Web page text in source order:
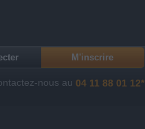
M'inscrire
nous au 04 11 88 01 12*